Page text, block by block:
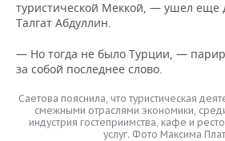
туристической Меккой, — ушел еще
Талгат Абдуллин.
— Но тогда не было Турции, —
за собой последнее слово.
Саетова пояснила, что туристическая
смежными отраслями экономики,
индустрия гостеприимства, кафе и
услуг. Фото Максима